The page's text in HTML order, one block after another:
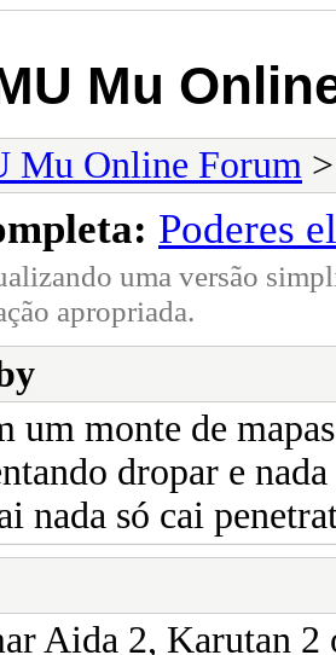
Mu
Mu Online Forum
Poderes
uma versão
apropriada.
um monte de
dropar e
nada só cai
Aida 2, Karutan 2